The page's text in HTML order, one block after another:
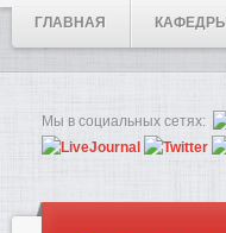
ГЛАВНАЯ КАФЕДРЫ
Мы в социальных сетях: